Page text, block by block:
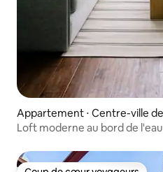
Appartement ⋅ Centre-ville
Loft moderne au bord de